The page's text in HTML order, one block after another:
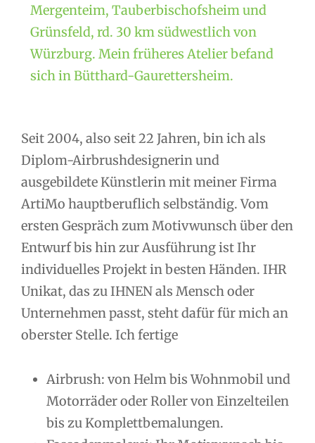
Mergenteim, Tauberbischofsheim und
Grünsfeld, rd. 30 km südwestlich von
Würzburg. Mein früheres Atelier befand
sich in Bütthard-Gaurettersheim.
Seit 2004, also seit 22 Jahren, bin ich als
Diplom-Airbrushdesignerin und
ausgebildete Künstlerin mit meiner Firma
ArtiMo hauptberuflich selbständig. Vom
ersten Gespräch zum Motivwunsch über den
Entwurf bis hin zur Ausführung ist Ihr
individuelles Projekt in besten Händen. IHR
Unikat, das zu IHNEN als Mensch oder
Unternehmen passt, steht dafür für mich an
oberster Stelle. Ich fertige
Airbrush: von Helm bis Wohnmobil und
Motorräder oder Roller von Einzelteilen
bis zu Komplettbemalungen.